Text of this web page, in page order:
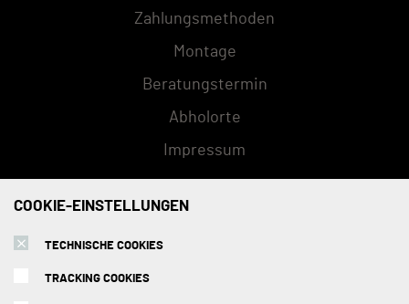
COOKIE-EINSTELLUNGEN
TECHNISCHE COOKIES
TRACKING COOKIES
Zahlungsmethoden
Montage
Beratungstermin
Abholorte
Impressum
ZAHLUNGSMETHODEN